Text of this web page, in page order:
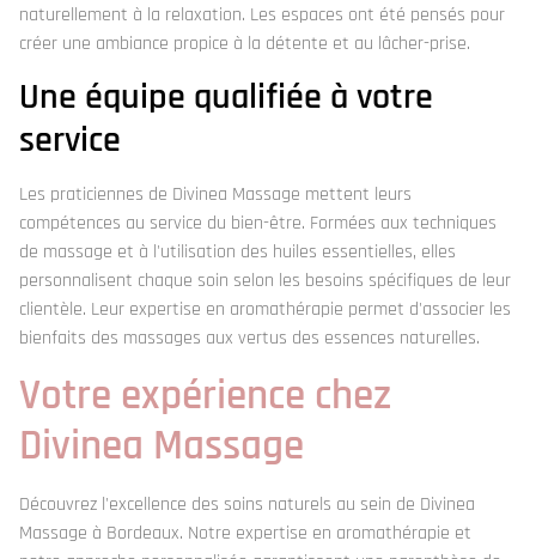
naturellement à la relaxation. Les espaces ont été pensés pour
créer une ambiance propice à la détente et au lâcher-prise.
Une équipe qualifiée à votre
service
Les praticiennes de Divinea Massage mettent leurs
compétences au service du bien-être. Formées aux techniques
de massage et à l'utilisation des huiles essentielles, elles
personnalisent chaque soin selon les besoins spécifiques de leur
clientèle. Leur expertise en aromathérapie permet d'associer les
bienfaits des massages aux vertus des essences naturelles.
Votre expérience chez
Divinea Massage
Découvrez l'excellence des soins naturels au sein de Divinea
Massage à Bordeaux. Notre expertise en aromathérapie et